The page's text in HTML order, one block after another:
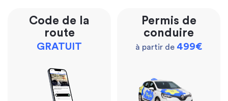
Code de la
route
GRATUIT
Permis de
conduire
à partir de 499€